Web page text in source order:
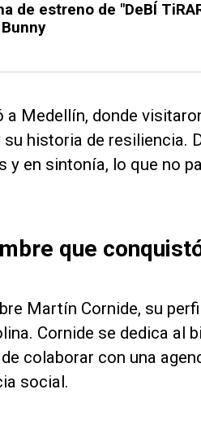
de estreno de "DeBÍ
a Medellín, donde
historia de resiliencia.
en sintonía, lo que no
que
Martín Cornide, su
Cornide se dedica al
colaborar con una
social.